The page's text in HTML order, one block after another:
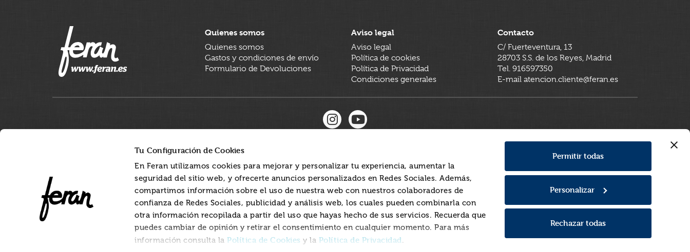
Tu Configuración de Cookies
En Feran utilizamos cookies para mejorar y personalizar tu experiencia, aumentar la
seguridad del sitio web, y ofrecerte anuncios personalizados en Redes Sociales. Además,
compartimos información sobre el uso de nuestra web con nuestros colaboradores de
confianza de Redes Sociales, publicidad y análisis web, los cuales pueden combinarla con
otra información recopilada a partir del uso que hayas hecho de sus servicios. Recuerda que
puedes cambiar de opinión y retirar el consentimiento en cualquier momento. Para más
información consulta laPolítica de Cookies y la Política de Privacidad.
Permitir todas
Personalizar
Rechazar todas
Quienes somos
Quienes somos
Gastos y condiciones de envío
Formulario de Devoluciones
Aviso legal
Aviso legal
Política de cookies
Política de Privacidad
Condiciones generales
Contacto
C/ Fuerteventura, 13
28703 S.S. de los Reyes, Madrid
Tel. 916597350
E-mail atencion.cliente@feran.es